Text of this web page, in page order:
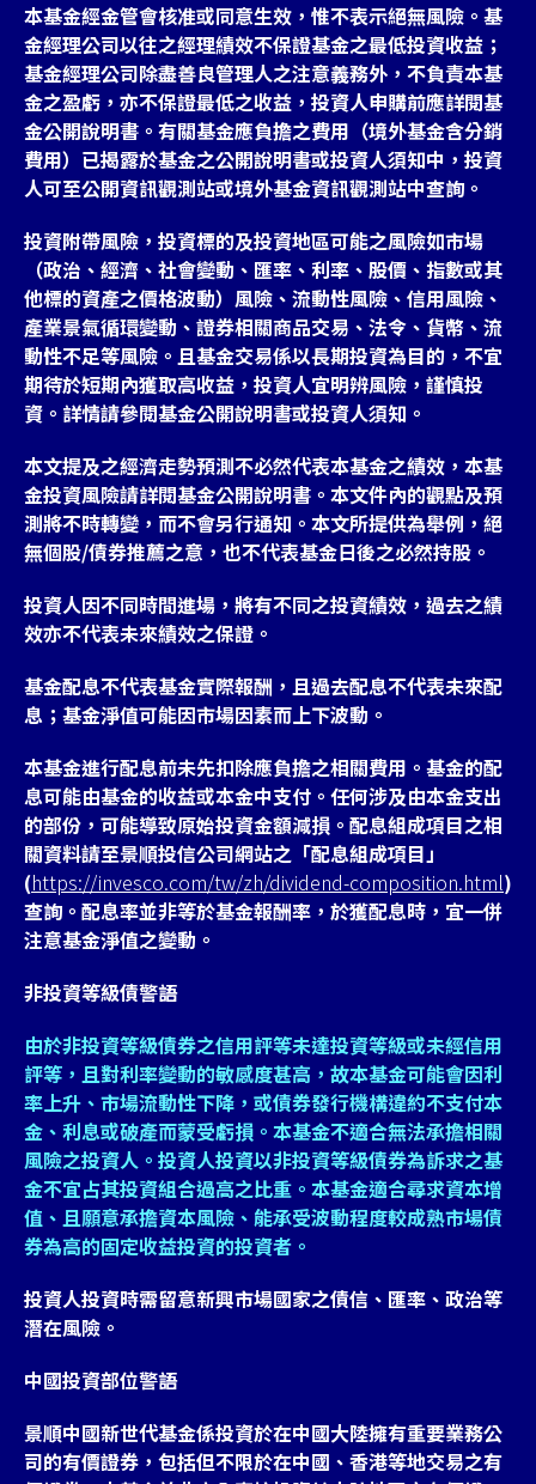
本基金經金管會核准或同意生效，惟不表示絕無風險。基
金經理公司以往之經理績效不保證基金之最低投資收益；
基金經理公司除盡善良管理人之注意義務外，不負責本基
金之盈虧，亦不保證最低之收益，投資人申購前應詳閱基
金公開說明書。有關基金應負擔之費用（境外基金含分銷
費用）已揭露於基金之公開說明書或投資人須知中，投資
人可至公開資訊觀測站或境外基金資訊觀測站中查詢。
投資附帶風險，投資標的及投資地區可能之風險如市場
（政治、經濟、社會變動、匯率、利率、股價、指數或其
他標的資產之價格波動）風險、流動性風險、信用風險、
產業景氣循環變動、證券相關商品交易、法令、貨幣、流
動性不足等風險。且基金交易係以長期投資為目的，不宜
期待於短期內獲取高收益，投資人宜明辨風險，謹慎投
資。詳情請參閱基金公開說明書或投資人須知。
本文提及之經濟走勢預測不必然代表本基金之績效，本基
金投資風險請詳閱基金公開說明書。本文件內的觀點及預
測將不時轉變，而不會另行通知。本文所提供為舉例，絕
無個股/債券推薦之意，也不代表基金日後之必然持股。
投資人因不同時間進場，將有不同之投資績效，過去之績
效亦不代表未來績效之保證。
基金配息不代表基金實際報酬，且過去配息不代表未來配
息；基金淨值可能因市場因素而上下波動。
本基金進行配息前未先扣除應負擔之相關費用。基金的配
息可能由基金的收益或本金中支付。任何涉及由本金支出
的部份，可能導致原始投資金額減損。配息組成項目之相
關資料請至景順投信公司網站之「配息組成項目」
(https://invesco.com/tw/zh/dividend-composition.html)
查詢。配息率並非等於基金報酬率，於獲配息時，宜一併
注意基金淨值之變動。
非投資等級債警語
由於非投資等級債券之信用評等未達投資等級或未經信用
評等，且對利率變動的敏感度甚高，故本基金可能會因利
率上升、市場流動性下降，或債券發行機構違約不支付本
金、利息或破產而蒙受虧損。本基金不適合無法承擔相關
風險之投資人。投資人投資以非投資等級債券為訴求之基
金不宜占其投資組合過高之比重。本基金適合尋求資本增
值、且願意承擔資本風險、能承受波動程度較成熟市場債
券為高的固定收益投資的投資者。
投資人投資時需留意新興市場國家之債信、匯率、政治等
潛在風險。
中國投資部位警語
景順中國新世代基金係投資於在中國大陸擁有重要業務公
司的有價證券，包括但不限於在中國、香港等地交易之有